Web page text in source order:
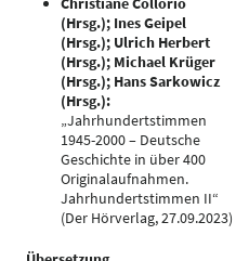
(Hrsg.); Ines Geipel
(Hrsg.); Ulrich Herbert
(Hrsg.); Michael Krüger
(Hrsg.); Hans Sarkowicz
(Hrsg.):
„Jahrhundertstimmen
1945-2000 – Deutsche
Geschichte in über 400
Originalaufnahmen.
Jahrhundertstimmen II“
(Der Hörverlag, 27.09.2023)